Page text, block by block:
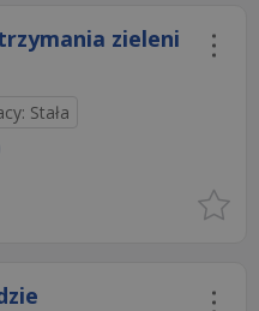
zieleni
Stała